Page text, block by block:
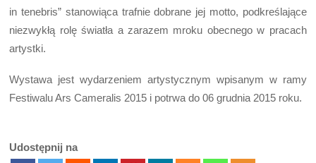
in tenebris” stanowiąca trafnie dobrane jej motto, podkreślające
niezwykłą rolę światła a zarazem mroku obecnego w pracach
artystki.
Wystawa jest wydarzeniem artystycznym wpisanym w ramy
Festiwalu Ars Cameralis 2015 i potrwa do 06 grudnia 2015 roku.
Udostępnij na